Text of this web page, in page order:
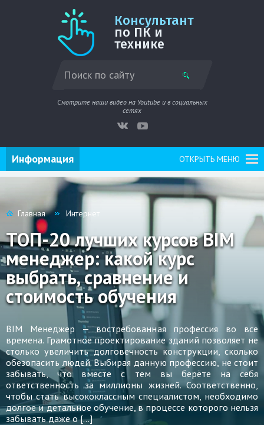
Консультант
по ПК и
технике
Смотрите наши видео на Youtube и в социальных
сетях
ОТКРЫТЬ МЕНЮ
Информация
Главная Интернет
ТОП-20 лучших курсов BIM
менеджер: какой курс
выбрать, сравнение и
стоимость обучения
BIM Менеджер — востребованная профессия во все
времена. Грамотное проектирование зданий позволяет не
столько увеличить долговечность конструкции, сколько
обезопасить людей. Выбирая данную профессию, не стоит
забывать, что вместе с тем вы берёте на себя
ответственность за миллионы жизней. Соответственно,
чтобы стать высококлассным специалистом, необходимо
долгое и детальное обучение, в процессе которого нельзя
забывать даже о […]